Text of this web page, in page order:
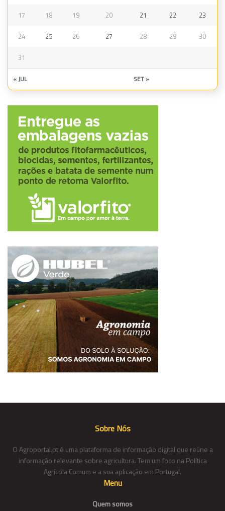
17 18 19 20 21 22 23
24 25 26 27 28 29 30
31
« JUL SET »
Sobre Nós
O Agroportal.pt é uma plataforma de informação digital que reúne a
informação relevante sobre agricultura. Tem um foco na Política
Agrícola Comum e a sua aplicação em Portugal.
Menu
Quem somos